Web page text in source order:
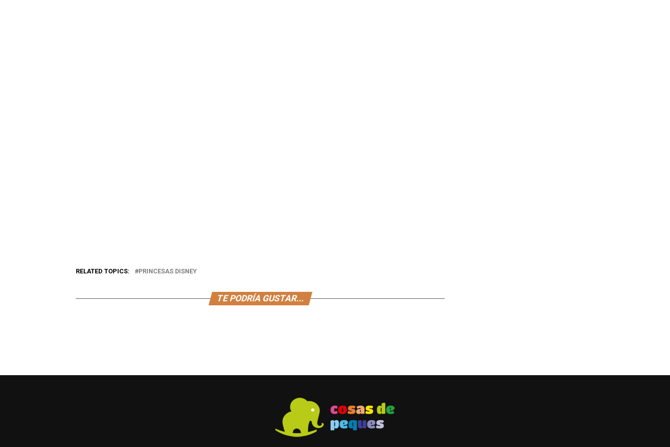
RELATED TOPICS: PRINCESAS DISNEY
TE PODRÍA GUSTAR...